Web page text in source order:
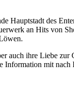
Hauptstadt des
an Hits von
ihre Liebe
mit